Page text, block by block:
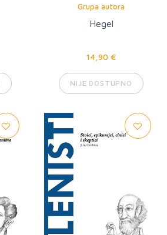
Grupa autora
Hegel
14,90 €
NIJE DOSTUPNO